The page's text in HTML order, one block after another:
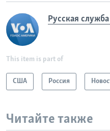
Русская
This item is part of
США Россия
Читайте также